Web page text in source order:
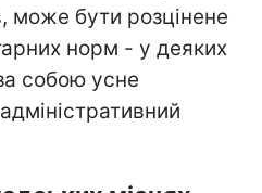
може бути розцінене
норм - у деяких
собою усне